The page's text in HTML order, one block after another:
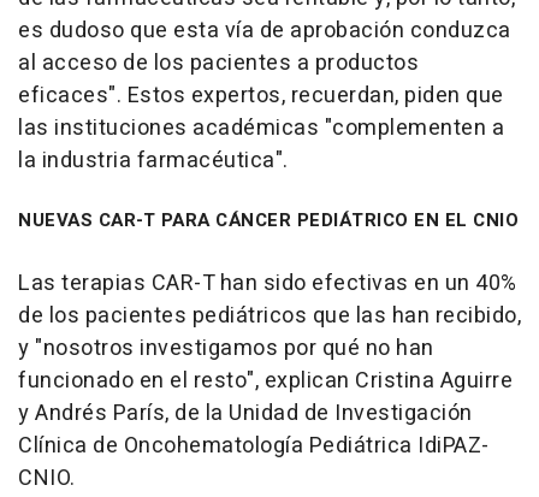
es dudoso que esta vía de aprobación conduzca
al acceso de los pacientes a productos
eficaces". Estos expertos, recuerdan, piden que
las instituciones académicas "complementen a
la industria farmacéutica".
NUEVAS CAR-T PARA CÁNCER PEDIÁTRICO EN EL CNIO
Las terapias CAR-T han sido efectivas en un 40%
de los pacientes pediátricos que las han recibido,
y "nosotros investigamos por qué no han
funcionado en el resto", explican Cristina Aguirre
y Andrés París, de la Unidad de Investigación
Clínica de Oncohematología Pediátrica IdiPAZ-
CNIO.